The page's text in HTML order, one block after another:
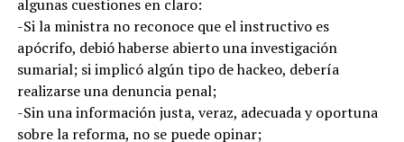
algunas cuestiones en claro:
-Si la ministra no reconoce que el instructivo es
apócrifo, debió haberse abierto una investigación
sumarial; si implicó algún tipo de hackeo, debería
realizarse una denuncia penal;
-Sin una información justa, veraz, adecuada y oportuna
sobre la reforma, no se puede opinar;